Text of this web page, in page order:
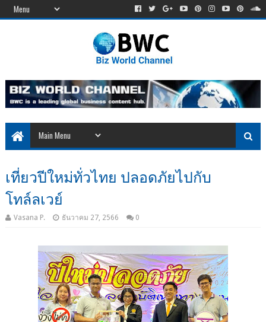
เที่ยวปีใหม่ทั่วไทย ปลอดภัยไปกับ
โทล์ลเวย์
Vasana P. ธันวาคม 27, 2566 0